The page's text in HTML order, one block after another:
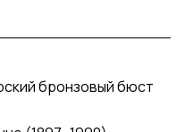
бронзовый бюст